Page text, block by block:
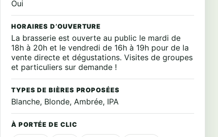
Oui
HORAIRES D’OUVERTURE
La brasserie est ouverte au public le mardi de
18h à 20h et le vendredi de 16h à 19h pour de la
vente directe et dégustations. Visites de groupes
et particuliers sur demande !
TYPES DE BIÈRES PROPOSÉES
Blanche, Blonde, Ambrée, IPA
À PORTÉE DE CLIC